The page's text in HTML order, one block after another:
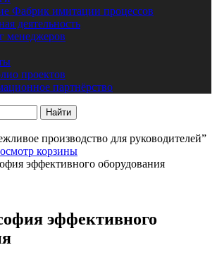
Фабрик имитации процессов
деятельность
менеджеров
проектов
партнёрство
производство для руководителей”
корзины
эффективного оборудования
эффективного